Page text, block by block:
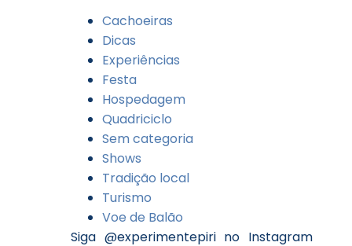
Cachoeiras
Dicas
Experiências
Festa
Hospedagem
Quadriciclo
Sem categoria
Shows
Tradição local
Turismo
Voe de Balão
Siga @experimentepiri no Instagram